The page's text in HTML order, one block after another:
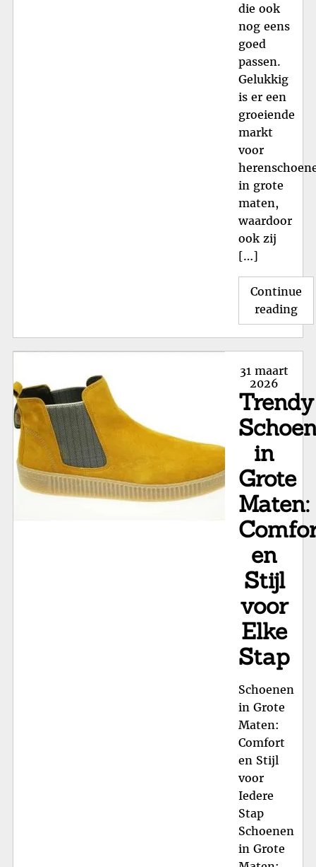
die ook
nog eens
goed
passen.
Gelukkig
is er een
groeiende
markt
voor
in grote
maten,
waardoor
ook zij
[…]
Continue
reading
en
Posted
on
31 maart
2026
Trendy
in
Grote
Maten:
en
Stijl
voor
Elke
Stap
Schoenen
in Grote
Maten:
Comfort
en Stijl
voor
Iedere
Stap
Schoenen
in Grote